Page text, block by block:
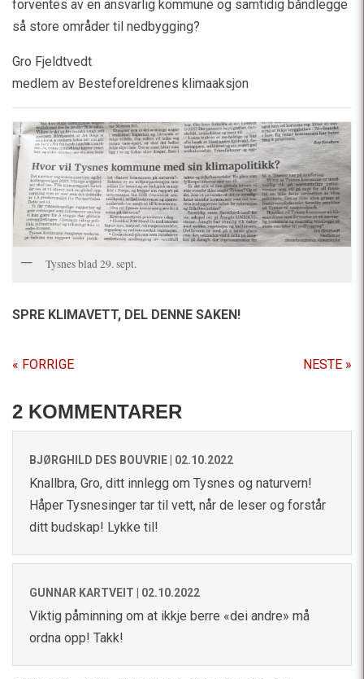
forventes av en ansvarlig kommune og samtidig båndlegge
så store områder til nedbygging?
Gro Fjeldtvedt
medlem av Besteforeldrenes klimaaksjon
Tysnes blad 29. sept.
SPRE KLIMAVETT, DEL DENNE SAKEN!
« FORRIGE NESTE »
2 KOMMENTARER
BJØRGHILD DES BOUVRIE | 02.10.2022
Knallbra, Gro, ditt innlegg om Tysnes og naturvern!
Håper Tysnesinger tar til vett, når de leser og forstår
ditt budskap! Lykke til!
GUNNAR KARTVEIT | 02.10.2022
Viktig påminning om at ikkje berre «dei andre» må
ordna opp! Takk!